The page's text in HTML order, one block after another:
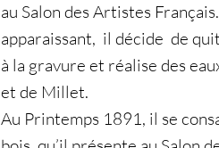
au Salon des Artistes
apparaissant, il décide de
à la gravure et réalise des
et de Millet.
Au Printemps 1891, il se